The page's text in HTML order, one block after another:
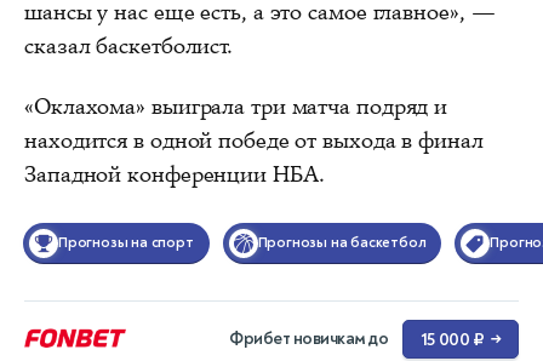
шансы у нас еще есть, а это самое главное», —
сказал баскетболист.
«Оклахома» выиграла три матча подряд и
находится в одной победе от выхода в финал
Западной конференции НБА.
Прогнозы на спорт Прогнозы на баскетбол
Фрибет новичкам до 15 000 ₽ →